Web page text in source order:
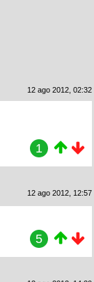
12 ago 2012, 02:32
1
12 ago 2012, 12:57
5